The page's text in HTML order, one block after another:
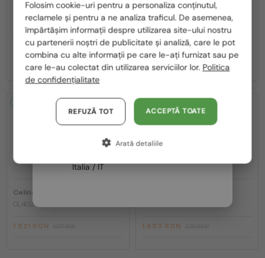
— Ochelari de soare
CL40242I - 01B - 53
1 263 RON 1 578 RON
—
CL40246U-Y - 30H - 61
1 521 RON 1 937 RON
Celine
CL40246U-Y - 30N - 59
1 521 RON 1 650 RON
România / RO
Polska / PL
Magyarország / HU
United Arab Emirates / EN
Austria / AT
Germania / DE
Franța / FR
Italia / IT
Folosim cookie-uri pentru a personaliza conținutul,
reclamele și pentru a ne analiza traficul. De asemenea,
împărtășim informații despre utilizarea site-ului nostru
cu partenerii noștri de publicitate și analiză, care le pot
combina cu alte informații pe care le-ați furnizat sau pe
care le-au colectat din utilizarea serviciilor lor. Politica
de confidențialitate
ACCEPTĂ TOATE
REFUZĂ TOT
Arată detaliile